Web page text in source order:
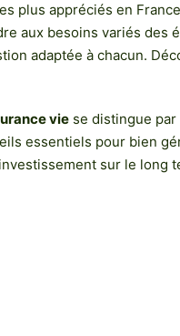
plus appréciés en
aux besoins variés des
adaptée à chacun.
vie se distingue
essentiels pour bien
sur le long